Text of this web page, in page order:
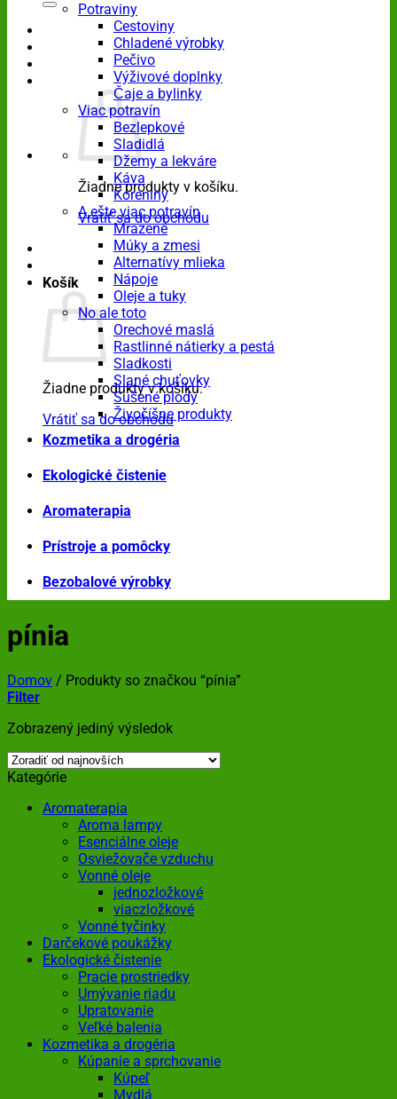
Žiadne produkty v košíku.
Vrátiť sa do obchodu
Košík
Žiadne produkty v košíku.
Vrátiť sa do obchodu
Potraviny
Cestoviny
Chladené výrobky
Pečivo
Výživové doplnky
Čaje a bylinky
Viac potravín
Bezlepkové
Sladidlá
Džemy a lekváre
Káva
Koreniny
A ešte viac potravín
Mrazené
Múky a zmesi
Alternatívy mlieka
Nápoje
Oleje a tuky
No ale toto
Orechové maslá
Rastlinné nátierky a pestá
Sladkosti
Slané chuťovky
Sušené plody
Živočíšne produkty
Kozmetika a drogéria
Ekologické čistenie
Aromaterapia
Prístroje a pomôcky
Bezobalové výrobky
pínia
Domov / Produkty so značkou “pínia”
Filter
Zobrazený jediný výsledok
Kategórie
Aromaterapia
Aroma lampy
Esenciálne oleje
Osviežovače vzduchu
Vonné oleje
jednozložkové
viaczložkové
Vonné tyčinky
Darčekové poukážky
Ekologické čistenie
Pracie prostriedky
Umývanie riadu
Upratovanie
Veľké balenia
Kozmetika a drogéria
Kúpanie a sprchovanie
Kúpeľ
Mydlá